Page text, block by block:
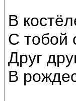
В
С тобой
Друг
В